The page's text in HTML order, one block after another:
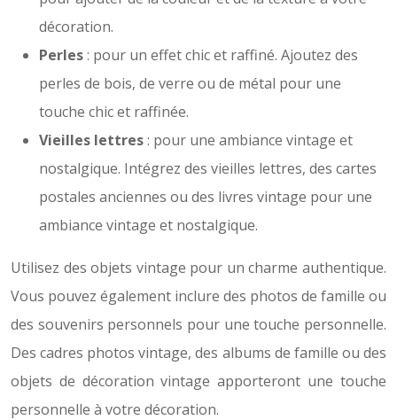
décoration.
Perles: pour un effet chic et raffiné. Ajoutez des
perles de bois, de verre ou de métal pour une
touche chic et raffinée.
Vieilles lettres: pour une ambiance vintage et
nostalgique. Intégrez des vieilles lettres, des cartes
postales anciennes ou des livres vintage pour une
ambiance vintage et nostalgique.
Utilisez des objets vintage pour un charme authentique.
Vous pouvez également inclure des photos de famille ou
des souvenirs personnels pour une touche personnelle.
Des cadres photos vintage, des albums de famille ou des
objets de décoration vintage apporteront une touche
personnelle à votre décoration.